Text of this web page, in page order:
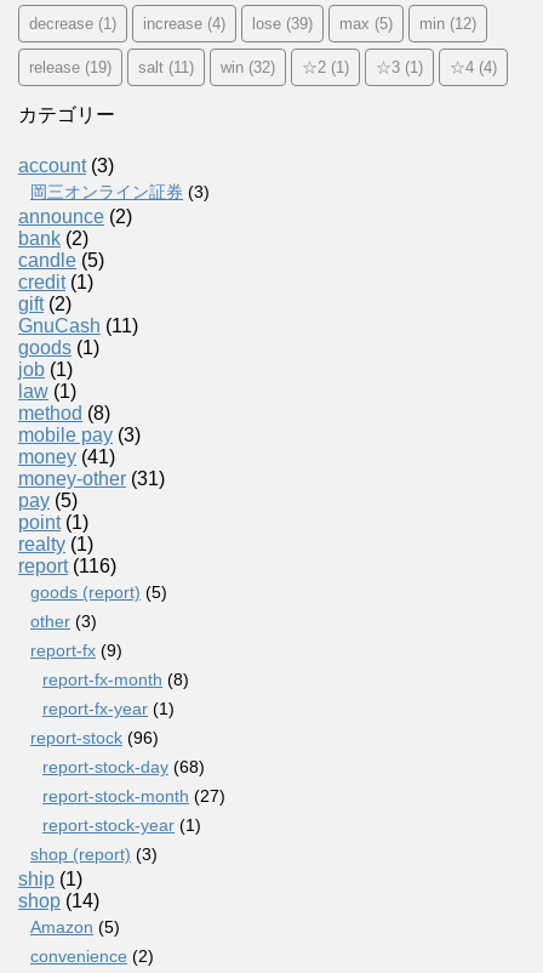
decrease (1) increase (4) lose (39) max (5) min (12)
release (19) salt (11) win (32) ☆2 (1) ☆3 (1) ☆4 (4)
カテゴリー
account(3)
岡三オンライン証券 (3)
announce (2)
bank (2)
candle (5)
credit(1)
gift(2)
GnuCash (11)
goods (1)
job (1)
law (1)
method (8)
mobile pay (3)
money (41)
money-other (31)
pay (5)
point(1)
realty (1)
report(116)
goods (report) (5)
other (3)
report-fx (9)
report-fx-month (8)
report-fx-year (1)
report-stock (96)
report-stock-day (68)
report-stock-month (27)
report-stock-year (1)
shop (report) (3)
ship (1)
shop (14)
Amazon (5)
convenience (2)